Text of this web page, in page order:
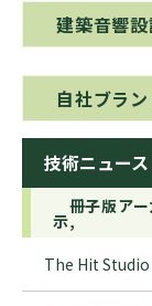
建築音響
自社ブラ
技術ニュース
冊子版ア
示,
The Hit Studio